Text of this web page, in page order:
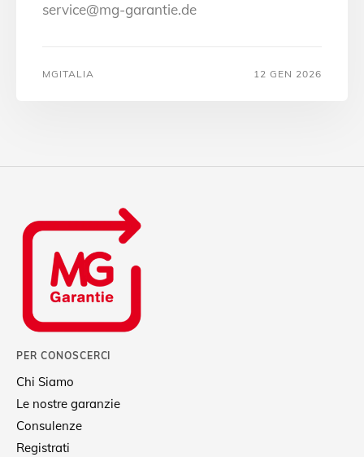
service@mg-garantie.de
MGITALIA 12 GEN 2026
PER CONOSCERCI
Chi Siamo
Le nostre garanzie
Consulenze
Registrati